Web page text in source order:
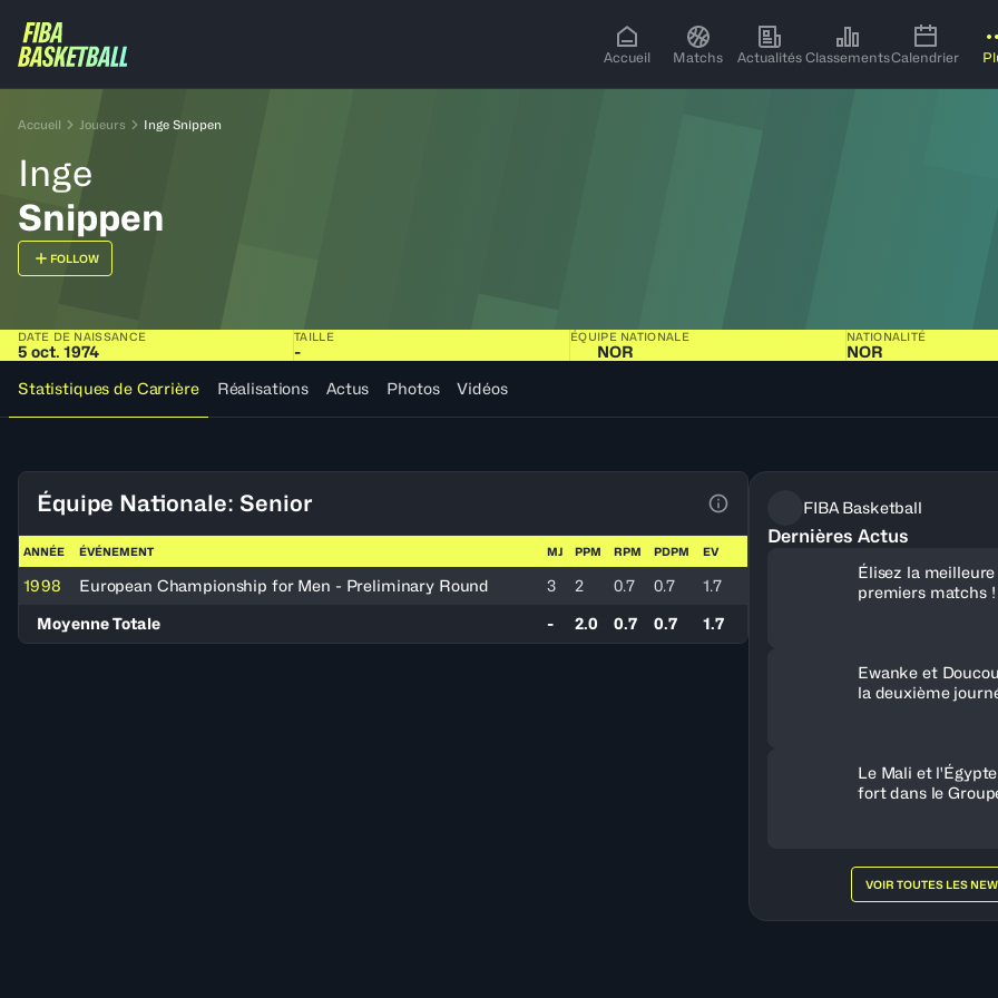
Accueil Matchs Actualités ClassementsCalendrier
Accueil Joueurs Inge Snippen
Inge
Snippen
FOLLOW
DATE DE NAISSANCE
5 oct. 1974
TAILLE
-
ÉQUIPE NATIONALE
NOR
NATIONALITÉ
NOR
Statistiques de Carrière
Réalisations Actus Photos Vidéos
Équipe Nationale: Senior
Voir la Légende du Tableau
ANNÉE ÉVÉNEMENT MJ PPM RPM PDPM EV
1998 European Championship for Men - Preliminary Round 3 2 0.7 0.7
1.7
Moyenne Totale
- 2.0 0.7 0.7 1.7
FIBA Basketball
Dernières Actus
Élisez la
premiers matchs !
Ewanke et
la deuxième
Le Mali et
fort dans le
VOIR TOUTES LES